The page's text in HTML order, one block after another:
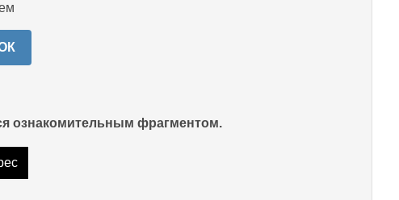
ознакомительным фрагментом.